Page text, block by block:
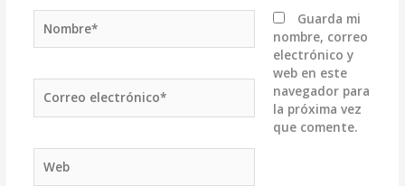
electrónico*
Guarda mi
nombre, correo
electrónico y
web en este
navegador para
la próxima vez
que comente.